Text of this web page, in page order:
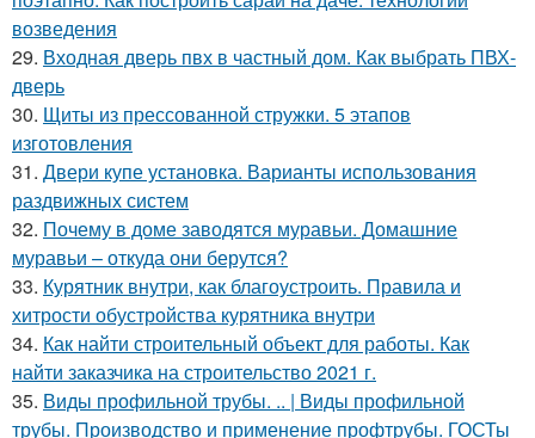
возведения
29. Входная дверь пвх в частный дом. Как выбрать ПВХ-
дверь
30. Щиты из прессованной стружки. 5 этапов
изготовления
31. Двери купе установка. Варианты использования
раздвижных систем
32. Почему в доме заводятся муравьи. Домашние
муравьи – откуда они берутся?
33. Курятник внутри, как благоустроить. Правила и
хитрости обустройства курятника внутри
34. Как найти строительный объект для работы. Как
найти заказчика на строительство 2021 г.
35. Виды профильной трубы. .. | Виды профильной
трубы. Производство и применение профтрубы. ГОСТы